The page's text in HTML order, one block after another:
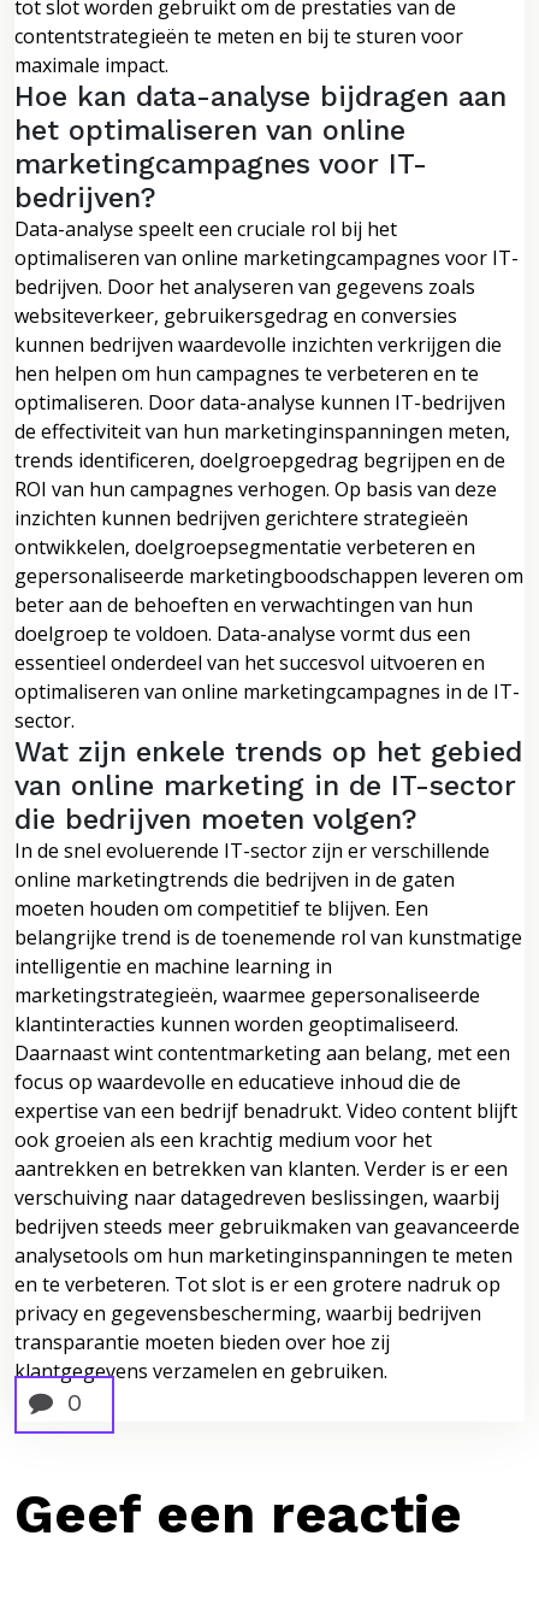
tot slot worden gebruikt om de prestaties van de
contentstrategieën te meten en bij te sturen voor
maximale impact.
Hoe kan data-analyse bijdragen aan
het optimaliseren van online
marketingcampagnes voor IT-
bedrijven?
Data-analyse speelt een cruciale rol bij het
optimaliseren van online marketingcampagnes voor IT-
bedrijven. Door het analyseren van gegevens zoals
websiteverkeer, gebruikersgedrag en conversies
kunnen bedrijven waardevolle inzichten verkrijgen die
hen helpen om hun campagnes te verbeteren en te
optimaliseren. Door data-analyse kunnen IT-bedrijven
de effectiviteit van hun marketinginspanningen meten,
trends identificeren, doelgroepgedrag begrijpen en de
ROI van hun campagnes verhogen. Op basis van deze
inzichten kunnen bedrijven gerichtere strategieën
ontwikkelen, doelgroepsegmentatie verbeteren en
gepersonaliseerde marketingboodschappen leveren om
beter aan de behoeften en verwachtingen van hun
doelgroep te voldoen. Data-analyse vormt dus een
essentieel onderdeel van het succesvol uitvoeren en
optimaliseren van online marketingcampagnes in de IT-
sector.
Wat zijn enkele trends op het gebied
van online marketing in de IT-sector
die bedrijven moeten volgen?
In de snel evoluerende IT-sector zijn er verschillende
online marketingtrends die bedrijven in de gaten
moeten houden om competitief te blijven. Een
belangrijke trend is de toenemende rol van kunstmatige
intelligentie en machine learning in
marketingstrategieën, waarmee gepersonaliseerde
klantinteracties kunnen worden geoptimaliseerd.
Daarnaast wint contentmarketing aan belang, met een
focus op waardevolle en educatieve inhoud die de
expertise van een bedrijf benadrukt. Video content blijft
ook groeien als een krachtig medium voor het
aantrekken en betrekken van klanten. Verder is er een
verschuiving naar datagedreven beslissingen, waarbij
bedrijven steeds meer gebruikmaken van geavanceerde
analysetools om hun marketinginspanningen te meten
en te verbeteren. Tot slot is er een grotere nadruk op
privacy en gegevensbescherming, waarbij bedrijven
transparantie moeten bieden over hoe zij
klantgegevens verzamelen en gebruiken.
0
Geef een reactie